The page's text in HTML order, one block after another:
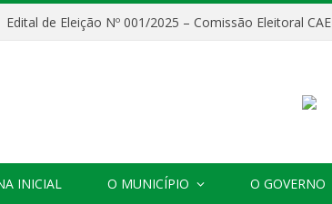
Edital de Eleição Nº 001/2025 – Comissão Eleitoral CAE
INICIAL O MUNICÍPIO O GOVERNO